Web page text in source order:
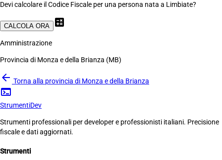
Devi calcolare il Codice Fiscale per una persona nata a Limbiate?
CALCOLA ORA calculate
Amministrazione
Provincia di Monza e della Brianza (MB)
arrow_back Torna alla provincia di Monza e della Brianza
terminal
StrumentiDev
Strumenti professionali per developer e professionisti italiani. Precisione
fiscale e dati aggiornati.
Strumenti